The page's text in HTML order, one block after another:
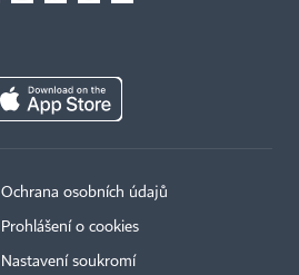
Ochrana osobních údajů
Prohlášení o cookies
Nastavení soukromí